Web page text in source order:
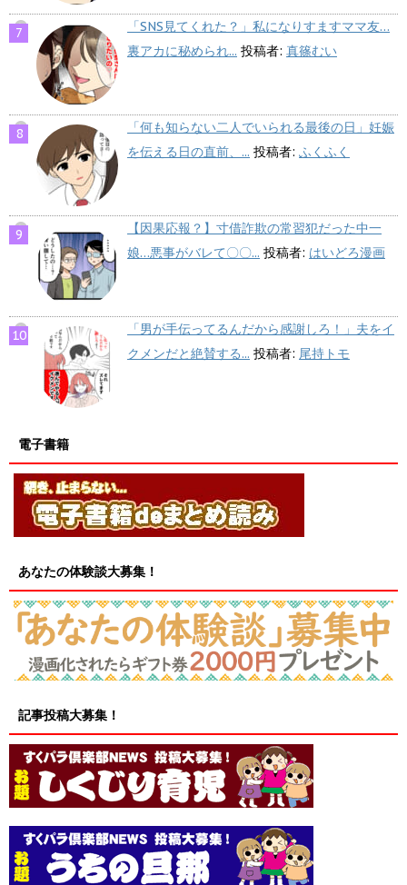
「SNS見てくれた？」私になりすますママ友…
裏アカに秘められ... 投稿者: 真篠むい
「何も知らない二人でいられる最後の日」妊娠
を伝える日の直前、... 投稿者: ふくふく
【因果応報？】寸借詐欺の常習犯だった中一
娘…悪事がバレて〇〇... 投稿者: はいどろ漫画
「男が手伝ってるんだから感謝しろ！」夫をイ
クメンだと絶賛する... 投稿者: 尾持トモ
電子書籍
あなたの体験談大募集！
記事投稿大募集！